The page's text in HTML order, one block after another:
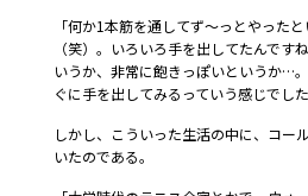
「何か1本筋を通してず～っとやった
（笑）。いろいろ手を出してたんです
いうか、非常に飽きっぽいというか…
ぐに手を出してみるっていう感じでした
しかし、こういった生活の中に、コー
いたのである。